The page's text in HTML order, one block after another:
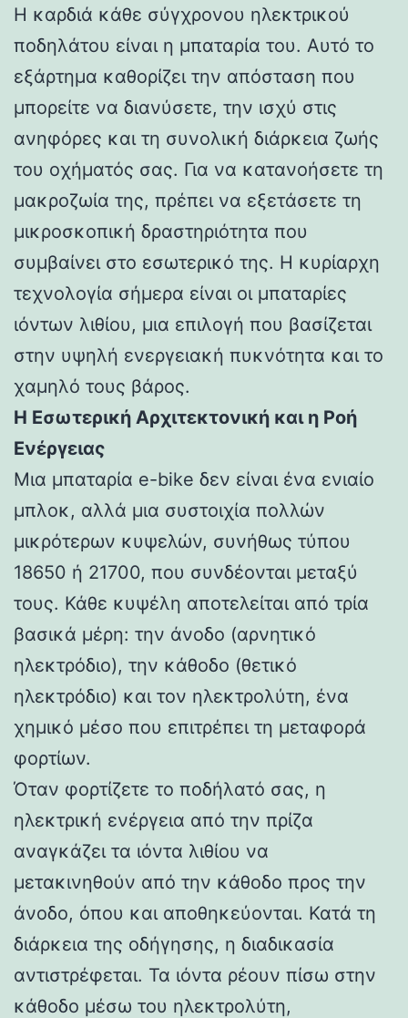
Η καρδιά κάθε σύγχρονου ηλεκτρικού
ποδηλάτου είναι η μπαταρία του. Αυτό το
εξάρτημα καθορίζει την απόσταση που
μπορείτε να διανύσετε, την ισχύ στις
ανηφόρες και τη συνολική διάρκεια ζωής
του οχήματός σας. Για να κατανοήσετε τη
μακροζωία της, πρέπει να εξετάσετε τη
μικροσκοπική δραστηριότητα που
συμβαίνει στο εσωτερικό της. Η κυρίαρχη
τεχνολογία σήμερα είναι οι μπαταρίες
ιόντων λιθίου, μια επιλογή που βασίζεται
στην υψηλή ενεργειακή πυκνότητα και το
χαμηλό τους βάρος.
Η Εσωτερική Αρχιτεκτονική και η Ροή
Ενέργειας
Μια μπαταρία e-bike δεν είναι ένα ενιαίο
μπλοκ, αλλά μια συστοιχία πολλών
μικρότερων κυψελών, συνήθως τύπου
18650 ή 21700, που συνδέονται μεταξύ
τους. Κάθε κυψέλη αποτελείται από τρία
βασικά μέρη: την άνοδο (αρνητικό
ηλεκτρόδιο), την κάθοδο (θετικό
ηλεκτρόδιο) και τον ηλεκτρολύτη, ένα
χημικό μέσο που επιτρέπει τη μεταφορά
φορτίων.
Όταν φορτίζετε το ποδήλατό σας, η
ηλεκτρική ενέργεια από την πρίζα
αναγκάζει τα ιόντα λιθίου να
μετακινηθούν από την κάθοδο προς την
άνοδο, όπου και αποθηκεύονται. Κατά τη
διάρκεια της οδήγησης, η διαδικασία
αντιστρέφεται. Τα ιόντα ρέουν πίσω στην
κάθοδο μέσω του ηλεκτρολύτη,